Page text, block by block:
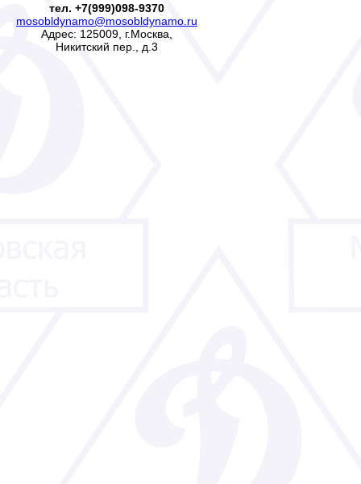
тел. +7(999)098-9370
mosobldynamo@mosobldynamo.ru
Адрес: 125009, г.Москва,
Никитский пер., д.3